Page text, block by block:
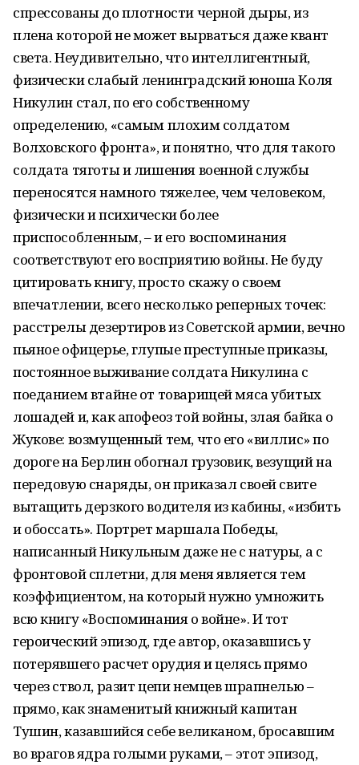
спрессованы до плотности черной дыры, из
плена которой не может вырваться даже квант
света. Неудивительно, что интеллигентный,
физически слабый ленинградский юноша Коля
Никулин стал, по его собственному
определению, «самым плохим солдатом
Волховского фронта», и понятно, что для такого
солдата тяготы и лишения военной службы
переносятся намного тяжелее, чем человеком,
физически и психически более
приспособленным, – и его воспоминания
соответствуют его восприятию войны. Не буду
цитировать книгу, просто скажу о своем
впечатлении, всего несколько реперных точек:
расстрелы дезертиров из Советской армии, вечно
пьяное офицерье, глупые преступные приказы,
постоянное выживание солдата Никулина с
поеданием втайне от товарищей мяса убитых
лошадей и, как апофеоз той войны, злая байка о
Жукове: возмущенный тем, что его «виллис» по
дороге на Берлин обогнал грузовик, везущий на
передовую снаряды, он приказал своей свите
вытащить дерзкого водителя из кабины, «избить
и обоссать». Портрет маршала Победы,
написанный Никульным даже не с натуры, а с
фронтовой сплетни, для меня является тем
коэффициентом, на который нужно умножить
всю книгу «Воспоминания о войне». И тот
героический эпизод, где автор, оказавшись у
потерявшего расчет орудия и целясь прямо
через ствол, разит цепи немцев шрапнелью –
прямо, как знаменитый книжный капитан
Тушин, казавшийся себе великаном, бросавшим
во врагов ядра голыми руками, – этот эпизод,